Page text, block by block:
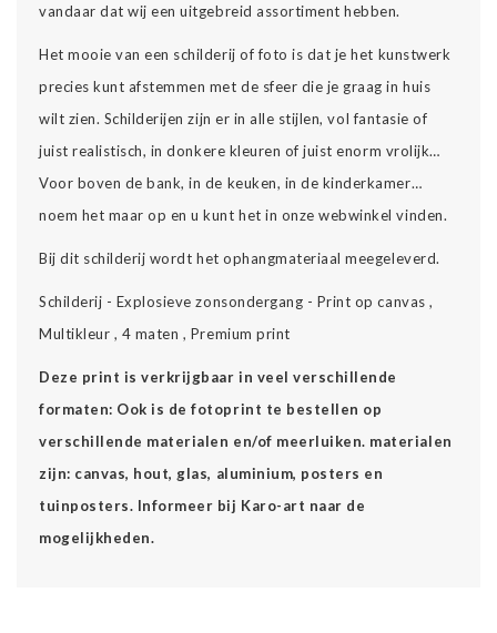
vandaar dat wij een uitgebreid assortiment hebben.
Het mooie van een schilderij of foto is dat je het kunstwerk
precies kunt afstemmen met de sfeer die je graag in huis
wilt zien. Schilderijen zijn er in alle stijlen, vol fantasie of
juist realistisch, in donkere kleuren of juist enorm vrolijk…
Voor boven de bank, in de keuken, in de kinderkamer…
noem het maar op en u kunt het in onze webwinkel vinden.
Bij dit schilderij wordt het ophangmateriaal meegeleverd.
Schilderij - Explosieve zonsondergang - Print op canvas ,
Multikleur , 4 maten , Premium print
Deze print is verkrijgbaar in veel verschillende
formaten: Ook is de fotoprint te bestellen op
verschillende materialen en/of meerluiken. materialen
zijn: canvas, hout, glas, aluminium, posters en
tuinposters. Informeer bij Karo-art naar de
mogelijkheden.